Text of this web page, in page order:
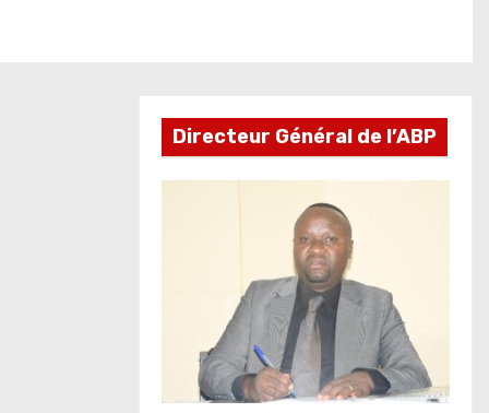
Directeur Général de l’ABP